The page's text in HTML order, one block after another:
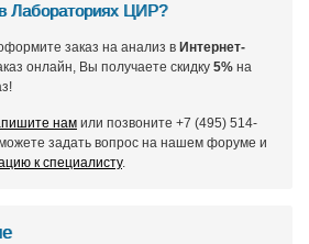
Лабораториях ЦИР?
заказ на анализ в Интернет-
онлайн, Вы получаете скидку 5% на
нам или позвоните +7 (495) 514-
задать вопрос на нашем форуме и
к специалисту.